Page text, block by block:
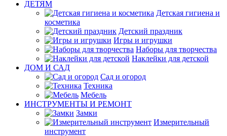
ДЕТЯМ
Детская гигиена и
косметика
Детский праздник
Игры и игрушки
Наборы для творчества
Наклейки для детской
ДОМ И САД
Сад и огород
Техника
Мебель
ИНСТРУМЕНТЫ И РЕМОНТ
Замки
Измерительный
инструмент